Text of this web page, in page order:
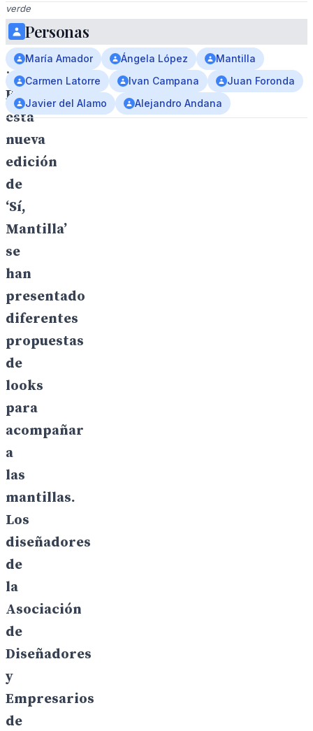
verde
y
arquitectónico.
·
En
esta
nueva
edición
de
‘Sí,
Mantilla’
se
han
presentado
diferentes
propuestas
de
looks
para
acompañar
a
las
mantillas.
Los
diseñadores
de
la
Asociación
de
Diseñadores
y
Empresarios
de
Personas
María Amador Ángela López
Mantilla
Carmen Latorre
Ivan Campana
Juan Foronda
Javier del Alamo
Alejandro Andana